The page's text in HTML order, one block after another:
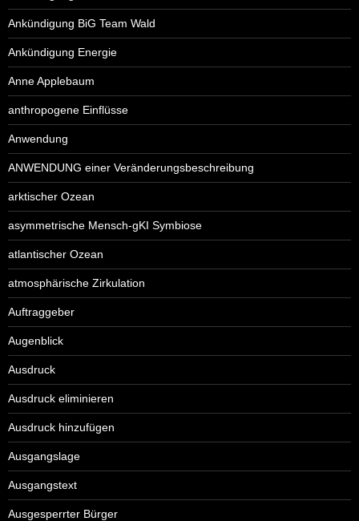
Ankündigung BiG Team Wald
Ankündigung Energie
Anne Applebaum
anthropogene Einflüsse
Anwendung
ANWENDUNG einer Veränderungsbeschreibung
arktischer Ozean
asymmetrische Mensch-gKI Symbiose
atlantischer Ozean
atmosphärische Zirkulation
Auftraggeber
Augenblick
Ausdruck
Ausdruck eliminieren
Ausdruck hinzufügen
Ausgangslage
Ausgangstext
Ausgesperrter Bürger